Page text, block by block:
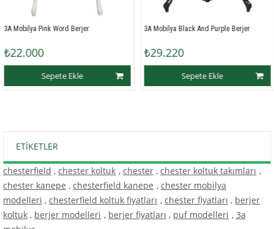
Word Berjer
Sepete Ekle
3A Mobilya Black And Purple Berjer
₺29.220
Sepete Ekle
3A
ETIKETLER
chesterfield , chester koltuk , chester , chester koltuk takımları ,
chester kanepe , chesterfield kanepe , chester mobilya
modelleri , chesterfield koltuk fiyatları , chester fiyatları , berjer
koltuk , berjer modelleri , berjer fiyatları , puf modelleri , 3a